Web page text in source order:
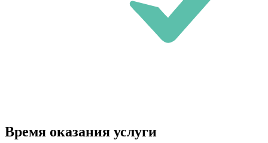
Время оказания услуги